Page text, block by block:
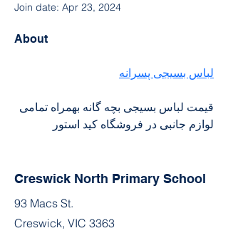
Join date: Apr 23, 2024
About
لباس بسیجی پسرانه
قیمت لباس بسیجی بچه گانه بهمراه تمامی
لوازم جانبی در فروشگاه کید استور
Creswick North Primary School
93 Macs St.
Creswick, VIC 3363